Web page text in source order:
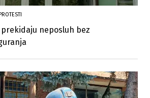
neposluh bez